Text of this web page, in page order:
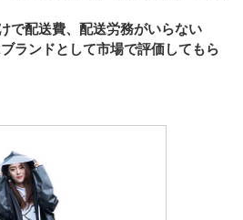
で配送費、配送労務がいらない
ランドとして市場で評価してもら